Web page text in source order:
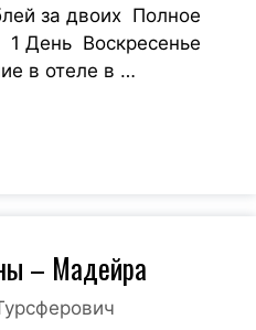
за двоих Полное
День Воскресенье
в отеле в …
– Мадейра